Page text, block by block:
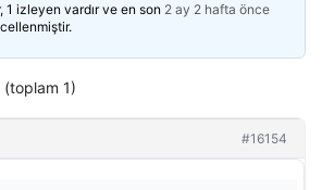
1 izleyen vardır ve en son 2 ay 2 hafta önce
(toplam 1)
#16154